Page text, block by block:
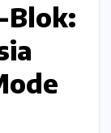
Blok: